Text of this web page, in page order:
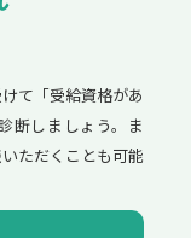
て「受給資格があ
断しましょう。ま
ただくことも可能